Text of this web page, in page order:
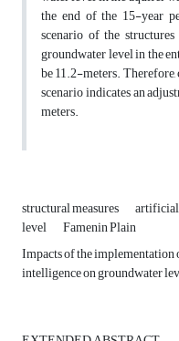
the end of the 15-year
scenario of the
groundwater level in the
be 11.2-meters.
scenario indicates an
meters.
structural measures
level
Famenin Plain
Impacts of the
intelligence on groundwater